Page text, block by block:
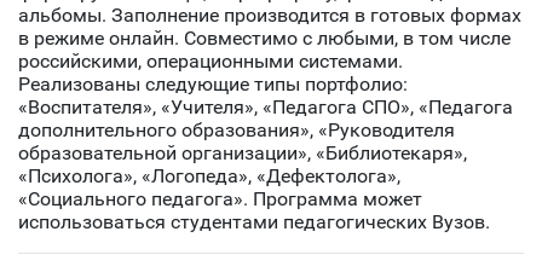
альбомы. Заполнение производится в готовых формах
в режиме онлайн. Совместимо с любыми, в том числе
российскими, операционными системами.
Реализованы следующие типы портфолио:
«Воспитателя», «Учителя», «Педагога СПО», «Педагога
дополнительного образования», «Руководителя
образовательной организации», «Библиотекаря»,
«Психолога», «Логопеда», «Дефектолога»,
«Социального педагога». Программа может
использоваться студентами педагогических Вузов.